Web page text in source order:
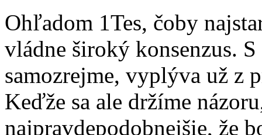
Ohľadom 1Tes, čoby
vládne široký konsenzus.
samozrejme, vyplýva už z
Keďže sa ale držíme
najpravdepodobnejšie, že